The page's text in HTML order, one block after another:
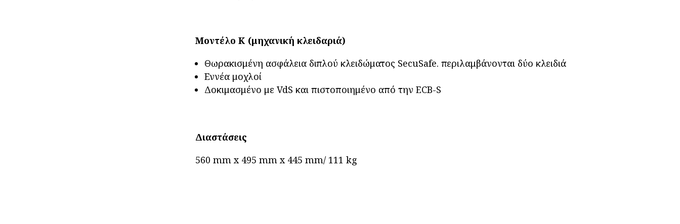
Μοντέλο Κ (μηχανική κλειδαριά)
Θωρακισμένη ασφάλεια διπλού κλειδώματος SecuSafe. περιλαμβάνονται δύο κλειδιά
Εννέα μοχλοί
Δοκιμασμένο με VdS και πιστοποιημένο από την ECB-S
Διαστάσεις
560 mm x 495 mm x 445 mm/ 111 kg